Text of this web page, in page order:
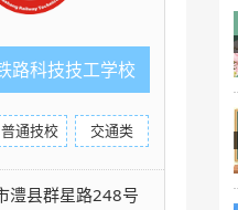
路科技技工学校
普通技校 交通类
澧县群星路248号